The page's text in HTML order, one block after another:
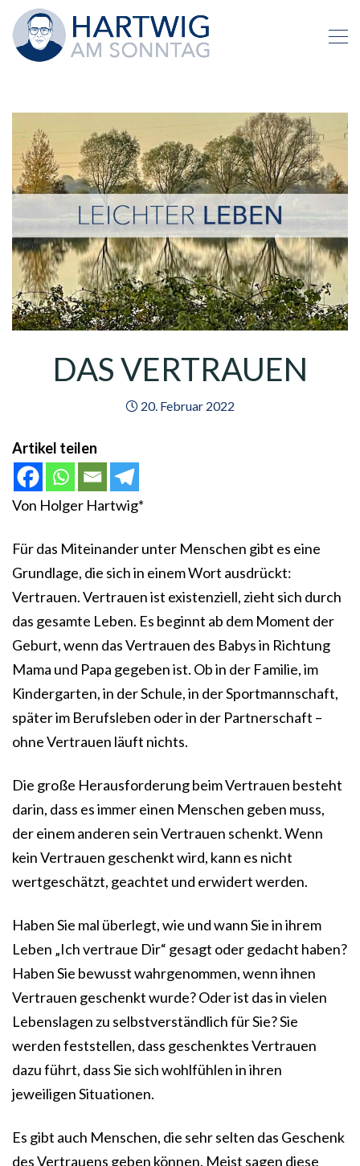
DAS VERTRAUEN
20. Februar 2022
Artikel teilen
Von Holger Hartwig*
Für das Miteinander unter Menschen gibt es eine
Grundlage, die sich in einem Wort ausdrückt:
Vertrauen. Vertrauen ist existenziell, zieht sich durch
das gesamte Leben. Es beginnt ab dem Moment der
Geburt, wenn das Vertrauen des Babys in Richtung
Mama und Papa gegeben ist. Ob in der Familie, im
Kindergarten, in der Schule, in der Sportmannschaft,
später im Berufsleben oder in der Partnerschaft –
ohne Vertrauen läuft nichts.
Die große Herausforderung beim Vertrauen besteht
darin, dass es immer einen Menschen geben muss,
der einem anderen sein Vertrauen schenkt. Wenn
kein Vertrauen geschenkt wird, kann es nicht
wertgeschätzt, geachtet und erwidert werden.
Haben Sie mal überlegt, wie und wann Sie in ihrem
Leben „Ich vertraue Dir“ gesagt oder gedacht haben?
Haben Sie bewusst wahrgenommen, wenn ihnen
Vertrauen geschenkt wurde? Oder ist das in vielen
Lebenslagen zu selbstverständlich für Sie? Sie
werden feststellen, dass geschenktes Vertrauen
dazu führt, dass Sie sich wohlfühlen in ihren
jeweiligen Situationen.
Es gibt auch Menschen, die sehr selten das Geschenk
des Vertrauens geben können. Meist sagen diese